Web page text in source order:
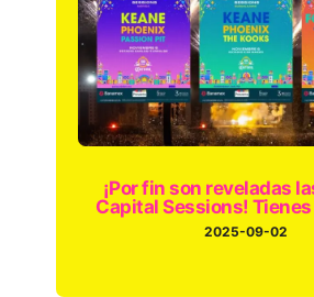
¡Por fin son reveladas
Capital Sessions!
2025-09-02